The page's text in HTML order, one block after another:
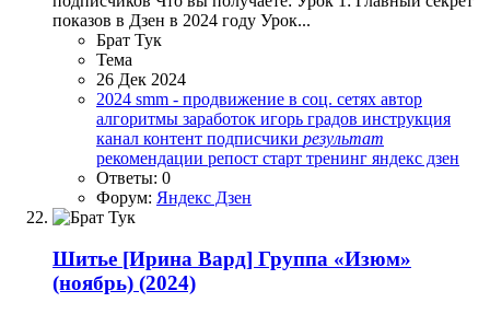
показов в Дзен в 2024 году Урок...
Брат Тук
Тема
26 Дек 2024
2024 smm - продвижение в соц. сетях автор
алгоритмы заработок игорь градов инструкция
канал контент подписчики результат
рекомендации репост старт тренинг яндекс дзен
Ответы: 0
Форум: Яндекс Дзен
Шитье [Ирина Вард] Группа «Изюм»
(ноябрь) (2024)